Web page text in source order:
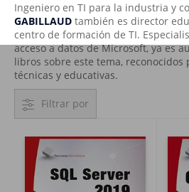
Ingeniero en TI para la industria y
GABILLAUD también es director
centro de formación de TI.
acceso a datos de Microsoft, ya es
libros sobre este tema, reconocidos
técnicas y educativas.
Filtrar por